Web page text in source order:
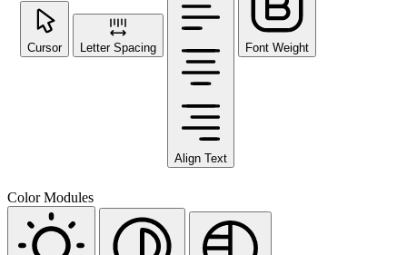
Cursor Letter Spacing
Align Text
Font Weight
Color Modules